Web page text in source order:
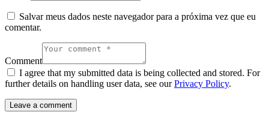
Salvar meus dados neste navegador para a próxima vez que eu
comentar.
Comment
I agree that my submitted data is being collected and stored. For
further details on handling user data, see ourPrivacy Policy.